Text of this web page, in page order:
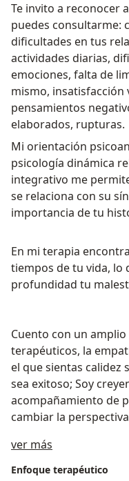
Te invito a reconocer
puedes consultarme:
dificultades en tus
actividades diarias,
emociones, falta de
mismo,
pensamientos
elaborados, rupturas.
Mi orientación
psicología dinámica
integrativo me
se relaciona con su
importancia de tu
En mi terapia
tiempos de tu vida, lo
profundidad tu
Cuento con un
terapéuticos, la
el que sientas calidez
sea exitoso; Soy
acompañamiento de
cambiar la
ver más
Enfoque terapéutico